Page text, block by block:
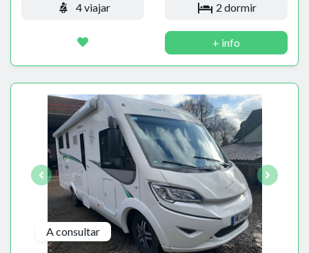
4 viajar 2 dormir
+ info
A consultar